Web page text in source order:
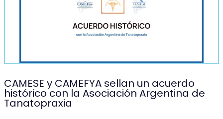
CAMESE y CAMEFYA sellan un acuerdo
histórico con la Asociación Argentina de
Tanatopraxia